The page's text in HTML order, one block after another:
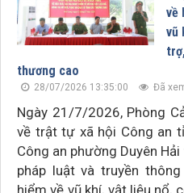
về
vũ
thương cao
28/07/2026 13:35:00 Đã
Ngày 21/7/2026, Phòng
về trật tự xã hội Công an
Công an phường Duyên
pháp luật và truyền
hiểm về vũ khí, vật liệu nổ,